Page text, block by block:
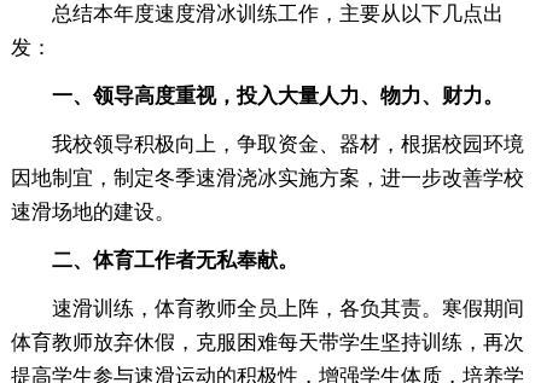
总结本年度速度滑冰训练工作，主要从以下几点出
发：
一、领导高度重视，投入大量人力、物力、财力。
我校领导积极向上，争取资金、器材，根据校园环境
因地制宜，制定冬季速滑浇冰实施方案，进一步改善学校
速滑场地的建设。
二、体育工作者无私奉献。
速滑训练，体育教师全员上阵，各负其责。寒假期间
体育教师放弃休假，克服困难每天带学生坚持训练，再次
提高学生参与速滑运动的积极性，增强学生体质，培养学